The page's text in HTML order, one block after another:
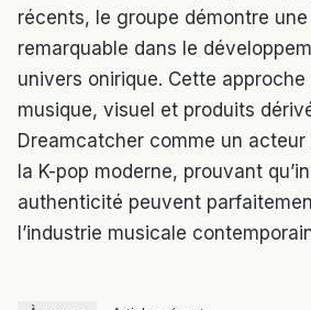
récents, le groupe démontre
remarquable dans le
univers onirique. Cette
musique, visuel et produits
Dreamcatcher comme un
la K-pop moderne, prouvant
authenticité peuvent
l’industrie musicale